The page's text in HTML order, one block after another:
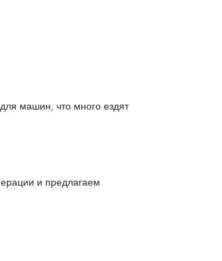
машин, что много ездят
и предлагаем